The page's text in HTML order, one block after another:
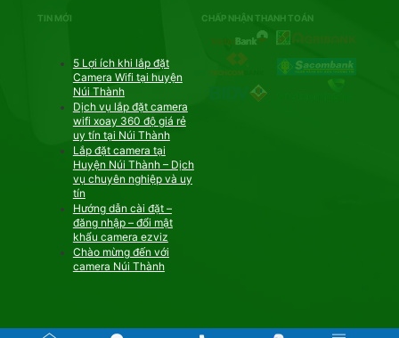
TIN MỚI
5 Lợi ích khi lắp đặt
Camera Wifi tại huyện
Núi Thành
Dịch vụ lắp đặt camera
wifi xoay 360 độ giá rẻ
uy tín tại Núi Thành
Lắp đặt camera tại
Huyện Núi Thành – Dịch
vụ chuyên nghiệp và uy
tín
Hướng dẫn cài đặt –
đăng nhập – đổi mật
khẩu camera ezviz
Chào mừng đến với
camera Núi Thành
CHẤP NHẬN THANH TOÁN